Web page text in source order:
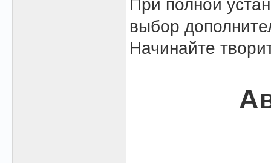
При полной
выбор
Начинайте